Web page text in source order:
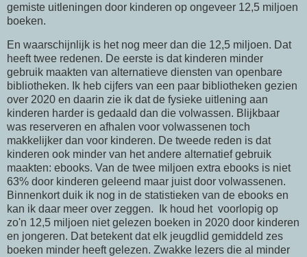
gemiste uitleningen door kinderen op ongeveer 12,5 miljoen
boeken.
En waarschijnlijk is het nog meer dan die 12,5 miljoen. Dat
heeft twee redenen. De eerste is dat kinderen minder
gebruik maakten van alternatieve diensten van openbare
bibliotheken. Ik heb cijfers van een paar bibliotheken gezien
over 2020 en daarin zie ik dat de fysieke uitlening aan
kinderen harder is gedaald dan die volwassen. Blijkbaar
was reserveren en afhalen voor volwassenen toch
makkelijker dan voor kinderen. De tweede reden is dat
kinderen ook minder van het andere alternatief gebruik
maakten: ebooks. Van de twee miljoen extra ebooks is niet
63% door kinderen geleend maar juist door volwassenen.
Binnenkort duik ik nog in de statistieken van de ebooks en
kan ik daar meer over zeggen. Ik houd het voorlopig op
zo'n 12,5 miljoen niet gelezen boeken in 2020 door kinderen
en jongeren. Dat betekent dat elk jeugdlid gemiddeld zes
boeken minder heeft gelezen. Zwakke lezers die al minder